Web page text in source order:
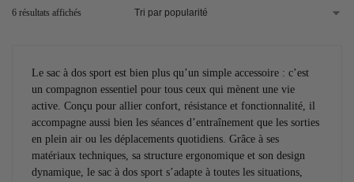
6 résultats affichés
Le sac à dos sport est bien plus qu’un simple accessoire : c’est
un compagnon essentiel pour tous ceux qui mènent une vie
active. Conçu pour allier confort, résistance et fonctionnalité, il
accompagne aussi bien les séances d’entraînement que les sorties
en plein air ou les déplacements quotidiens. Grâce à ses
matériaux techniques, sa structure ergonomique et son design
dynamique, le sac à dos sport s’adapte à toutes les situations,